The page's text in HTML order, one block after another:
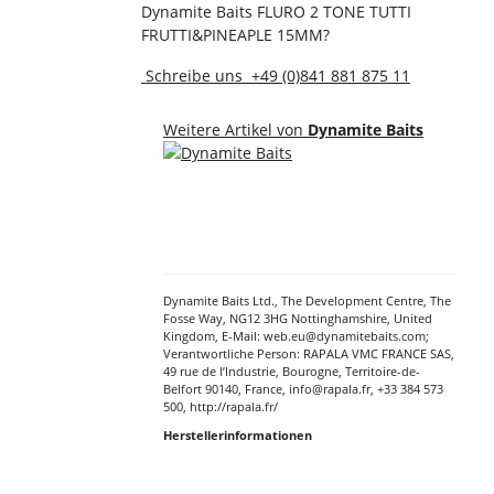
Dynamite Baits FLURO 2 TONE TUTTI
FRUTTI&PINEAPLE 15MM?
Schreibe uns +49 (0)841 881 875 11
Weitere Artikel von Dynamite Baits
Dynamite Baits Ltd., The Development Centre, The
Fosse Way, NG12 3HG Nottinghamshire, United
Kingdom, E-Mail: web.eu@dynamitebaits.com;
Verantwortliche Person: RAPALA VMC FRANCE SAS,
49 rue de l’Industrie, Bourogne, Territoire-de-
Belfort 90140, France, info@rapala.fr, +33 384 573
500, http://rapala.fr/
Herstellerinformationen